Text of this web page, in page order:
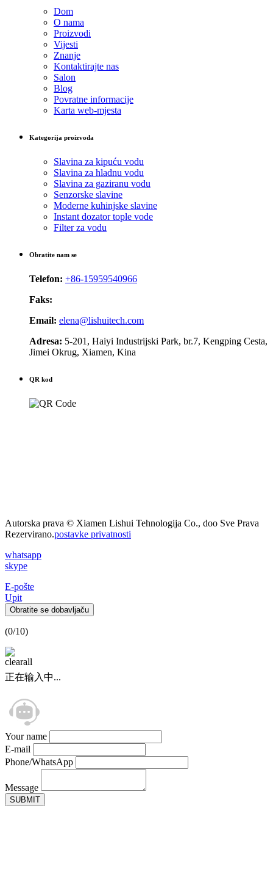
Dom
O nama
Proizvodi
Vijesti
Znanje
Kontaktirajte nas
Salon
Blog
Povratne informacije
Karta web-mjesta
Kategorija proizvoda
Slavina za kipuću vodu
Slavina za hladnu vodu
Slavina za gaziranu vodu
Senzorske slavine
Moderne kuhinjske slavine
Instant dozator tople vode
Filter za vodu
Obratite nam se
Telefon: +86-15959540966
Faks:
Email: elena@lishuitech.com
Adresa: 5-201, Haiyi Industrijski Park, br.7, Kengping Cesta,
Jimei Okrug, Xiamen, Kina
QR kod
Autorska prava © Xiamen Lishui Tehnologija Co., doo Sve Prava
Rezervirano.postavke privatnosti
whatsapp
skype
E-pošte
Upit
Obratite se dobavljaču
(0/10)
正在输入中...
Your name
E-mail
Phone/WhatsApp
Message
SUBMIT